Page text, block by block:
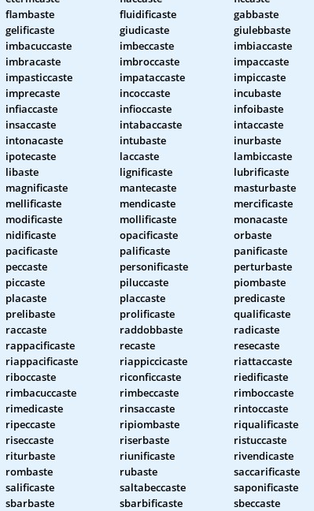
flambaste
fluidificaste gabbaste
gelificaste
giudicaste giulebbaste
imbacuccaste
imbeccaste imbiaccaste
imbracaste
imbroccaste impaccaste
impasticcaste
impataccaste impiccaste
imprecaste
incoccaste incubaste
infiaccaste
infioccaste infoibaste
insaccaste
intabaccaste intaccaste
intonacaste
intubaste inurbaste
ipotecaste
laccaste lambiccaste
libaste
lignificaste lubrificaste
magnificaste
mantecaste masturbaste
mellificaste
mendicaste mercificaste
modificaste
mollificaste monacaste
nidificaste
opacificaste orbaste
pacificaste
palificaste panificaste
peccaste
personificaste perturbaste
piccaste
piluccaste piombaste
placaste
placcaste predicaste
prelibaste
prolificaste qualificaste
raccaste
raddobbaste radicaste
rappacificaste
recaste resecaste
riappacificaste
riappiccicaste riattaccaste
riboccaste
riconficcaste riedificaste
rimbacuccaste
rimbeccaste rimboccaste
rimedicaste
rinsaccaste rintoccaste
ripeccaste
ripiombaste riqualificaste
riseccaste
riserbaste ristuccaste
riturbaste
riunificaste rivendicaste
rombaste
rubaste saccarificaste
salificaste
saltabeccaste saponificaste
sbarbaste
sbarbificaste sbeccaste